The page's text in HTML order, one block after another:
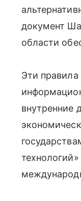
документ
области
Эти
внутренние